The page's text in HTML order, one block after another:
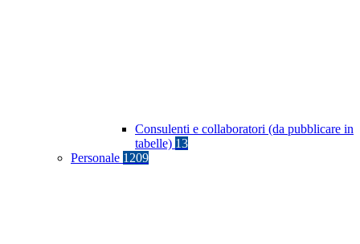
Consulenti e collaboratori (da pubblicare in
tabelle) 13
Personale 1209